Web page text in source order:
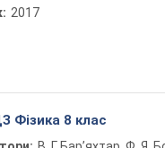
2017
Фізика 8 клас